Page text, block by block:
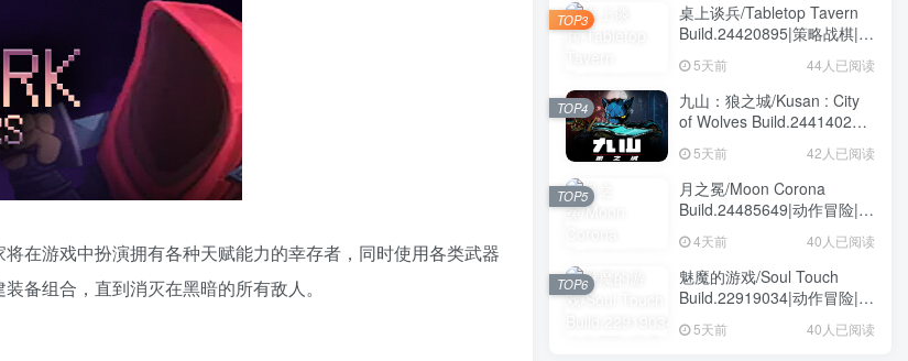
在游戏中扮演拥有各种天赋能力的幸存者，同时使用各类武器
备组合，直到消灭在黑暗的所有敌人。
桌上谈兵/Tabletop Tavern
Build.24420895|策略战棋|容
量5.9GB|免安装绿色中文版
5天前 44人已阅读
TOP3
九山：狼之城/Kusan : City
of Wolves Build.24414028|
动作冒险|容量1.6GB|免安装
绿色中文版
5天前 42人已阅读
TOP4
月之冕/Moon Corona
Build.24485649|动作冒险|容
量12.1GB|免安装绿色中文版
4天前 40人已阅读
TOP5
魅魔的游戏/Soul Touch
Build.22919034|动作冒险|容
量57.5GB|免安装绿色中文版
5天前 40人已阅读
TOP6